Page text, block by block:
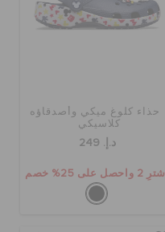
حذاء كلوغ ميكي وأصدقاؤه
كلاسيكي
د.إ. 249
اشترِ 2 واحصل على 25% خصم